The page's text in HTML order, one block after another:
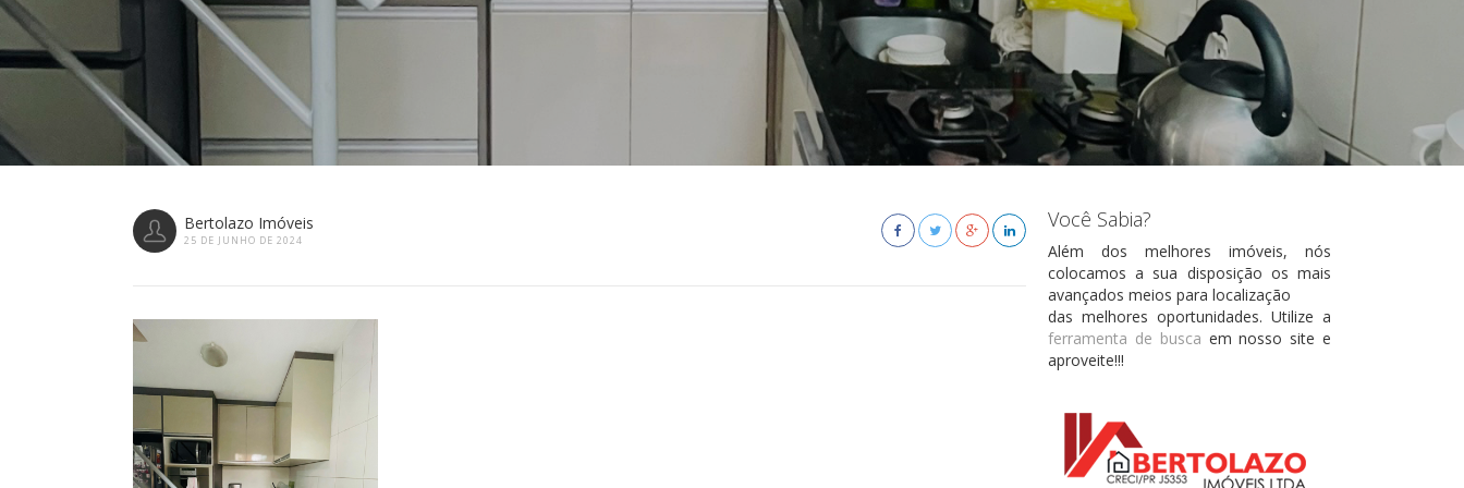
Bertolazo Imóveis
25 DE JUNHO DE 2024
Você Sabia?
Além dos melhores imóveis, nós
colocamos a sua disposição os mais
avançados meios para localização
das melhores oportunidades. Utilize a
ferramenta de busca em nosso site e
aproveite!!!